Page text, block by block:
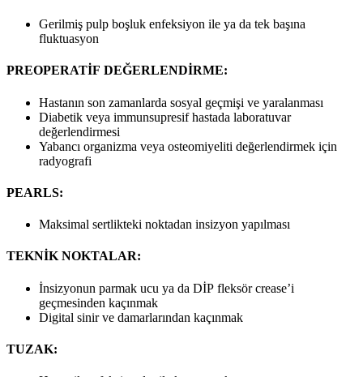
Gerilmiş pulp boşluk enfeksiyon ile ya da tek başına
fluktuasyon
PREOPERATİF DEĞERLENDİRME:
Hastanın son zamanlarda sosyal geçmişi ve yaralanması
Diabetik veya immunsupresif hastada laboratuvar
değerlendirmesi
Yabancı organizma veya osteomiyeliti değerlendirmek için
radyografi
PEARLS:
Maksimal sertlikteki noktadan insizyon yapılması
TEKNİK NOKTALAR:
İnsizyonun parmak ucu ya da DİP fleksör crease’i
geçmesinden kaçınmak
Digital sinir ve damarlarından kaçınmak
TUZAK: